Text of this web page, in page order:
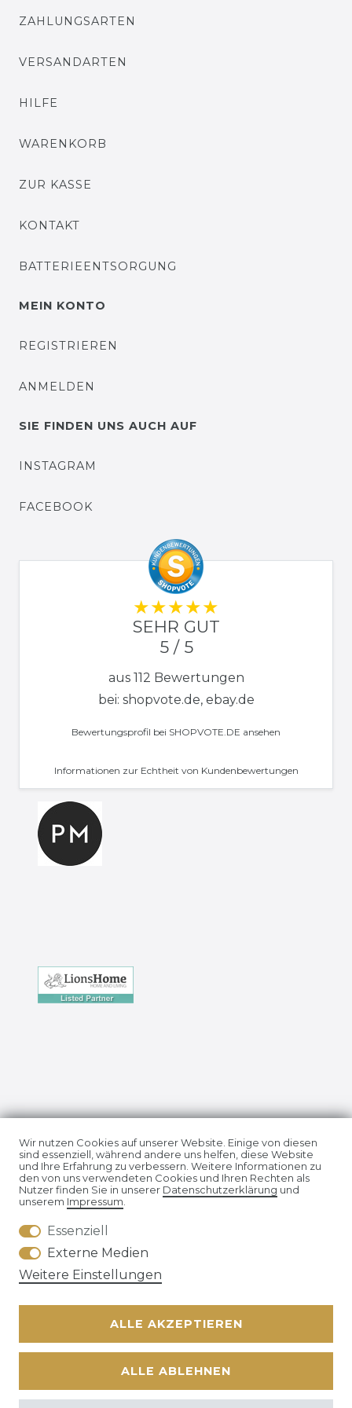
ZAHLUNGSARTEN
VERSANDARTEN
HILFE
WARENKORB
ZUR KASSE
KONTAKT
BATTERIEENTSORGUNG
MEIN KONTO
REGISTRIEREN
ANMELDEN
SIE FINDEN UNS AUCH AUF
INSTAGRAM
FACEBOOK
SEHR GUT
5 / 5
aus 112 Bewertungen
bei: shopvote.de, ebay.de
Bewertungsprofil bei SHOPVOTE.DE ansehen
Informationen zur Echtheit von Kundenbewertungen
Impressum Daten­schutz­erklärung
AGB
Wir nutzen Cookies auf unserer Website. Einige von diesen
sind essenziell, während andere uns helfen, diese Website
und Ihre Erfahrung zu verbessern. Weitere Informationen zu
den von uns verwendeten Cookies und Ihren Rechten als
Nutzer finden Sie in unserer Daten­schutz­erklärung und
unserem Impressum.
Essenziell
Externe Medien
Weitere Einstellungen
ALLE AKZEPTIEREN
ALLE ABLEHNEN